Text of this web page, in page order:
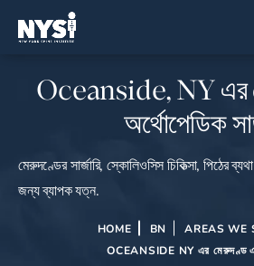
Oceanside, NY এর
অর্থোপেডিক
মেরুদণ্ডের সার্জারি, স্কোলিওসিস চিকিত্সা, পিঠের ব্যথা
জন্য ব্যাপক যত্ন.
HOME BN
AREAS WE
OCEANSIDE NY এর মেরুদণ্ড